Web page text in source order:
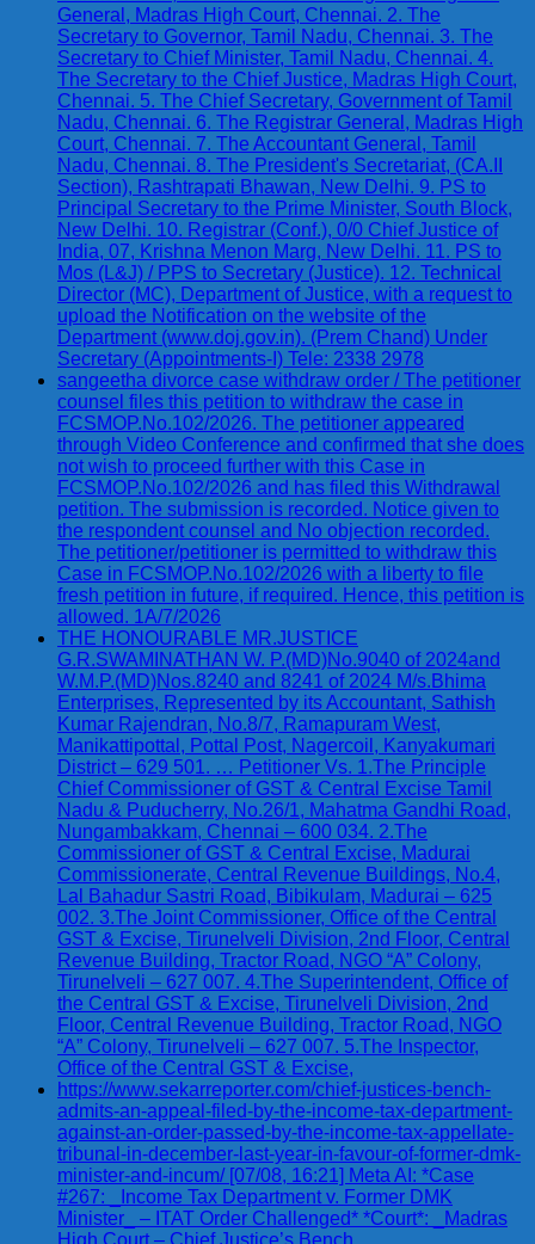
General, Madras High Court, Chennai. 2. The
Secretary to Governor, Tamil Nadu, Chennai. 3. The
Secretary to Chief Minister, Tamil Nadu, Chennai. 4.
The Secretary to the Chief Justice, Madras High Court,
Chennai. 5. The Chief Secretary, Government of Tamil
Nadu, Chennai. 6. The Registrar General, Madras High
Court, Chennai. 7. The Accountant General, Tamil
Nadu, Chennai. 8. The President's Secretariat, (CA.II
Section), Rashtrapati Bhawan, New Delhi. 9. PS to
Principal Secretary to the Prime Minister, South Block,
New Delhi. 10. Registrar (Conf.), 0/0 Chief Justice of
India, 07, Krishna Menon Marg, New Delhi. 11. PS to
Mos (L&J) / PPS to Secretary (Justice). 12. Technical
Director (MC), Department of Justice, with a request to
upload the Notification on the website of the
Department (www.doj.gov.in). (Prem Chand) Under
Secretary (Appointments-I) Tele: 2338 2978
sangeetha divorce case withdraw order / The petitioner
counsel files this petition to withdraw the case in
FCSMOP.No.102/2026. The petitioner appeared
through Video Conference and confirmed that she does
not wish to proceed further with this Case in
FCSMOP.No.102/2026 and has filed this Withdrawal
petition. The submission is recorded. Notice given to
the respondent counsel and No objection recorded.
The petitioner/petitioner is permitted to withdraw this
Case in FCSMOP.No.102/2026 with a liberty to file
fresh petition in future, if required. Hence, this petition is
allowed. 1A/7/2026
THE HONOURABLE MR.JUSTICE
G.R.SWAMINATHAN W. P.(MD)No.9040 of 2024and
W.M.P.(MD)Nos.8240 and 8241 of 2024 M/s.Bhima
Enterprises, Represented by its Accountant, Sathish
Kumar Rajendran, No.8/7, Ramapuram West,
Manikattipottal, Pottal Post, Nagercoil, Kanyakumari
District – 629 501. … Petitioner Vs. 1.The Principle
Chief Commissioner of GST & Central Excise Tamil
Nadu & Puducherry, No.26/1, Mahatma Gandhi Road,
Nungambakkam, Chennai – 600 034. 2.The
Commissioner of GST & Central Excise, Madurai
Commissionerate, Central Revenue Buildings, No.4,
Lal Bahadur Sastri Road, Bibikulam, Madurai – 625
002. 3.The Joint Commissioner, Office of the Central
GST & Excise, Tirunelveli Division, 2nd Floor, Central
Revenue Building, Tractor Road, NGO “A” Colony,
Tirunelveli – 627 007. 4.The Superintendent, Office of
the Central GST & Excise, Tirunelveli Division, 2nd
Floor, Central Revenue Building, Tractor Road, NGO
“A” Colony, Tirunelveli – 627 007. 5.The Inspector,
Office of the Central GST & Excise,
https://www.sekarreporter.com/chief-justices-bench-
admits-an-appeal-filed-by-the-income-tax-department-
against-an-order-passed-by-the-income-tax-appellate-
tribunal-in-december-last-year-in-favour-of-former-dmk-
minister-and-incum/ [07/08, 16:21] Meta AI: *Case
#267: _Income Tax Department v. Former DMK
Minister_ – ITAT Order Challenged* *Court*: _Madras